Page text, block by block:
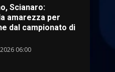
ferito a colpi di
18:13